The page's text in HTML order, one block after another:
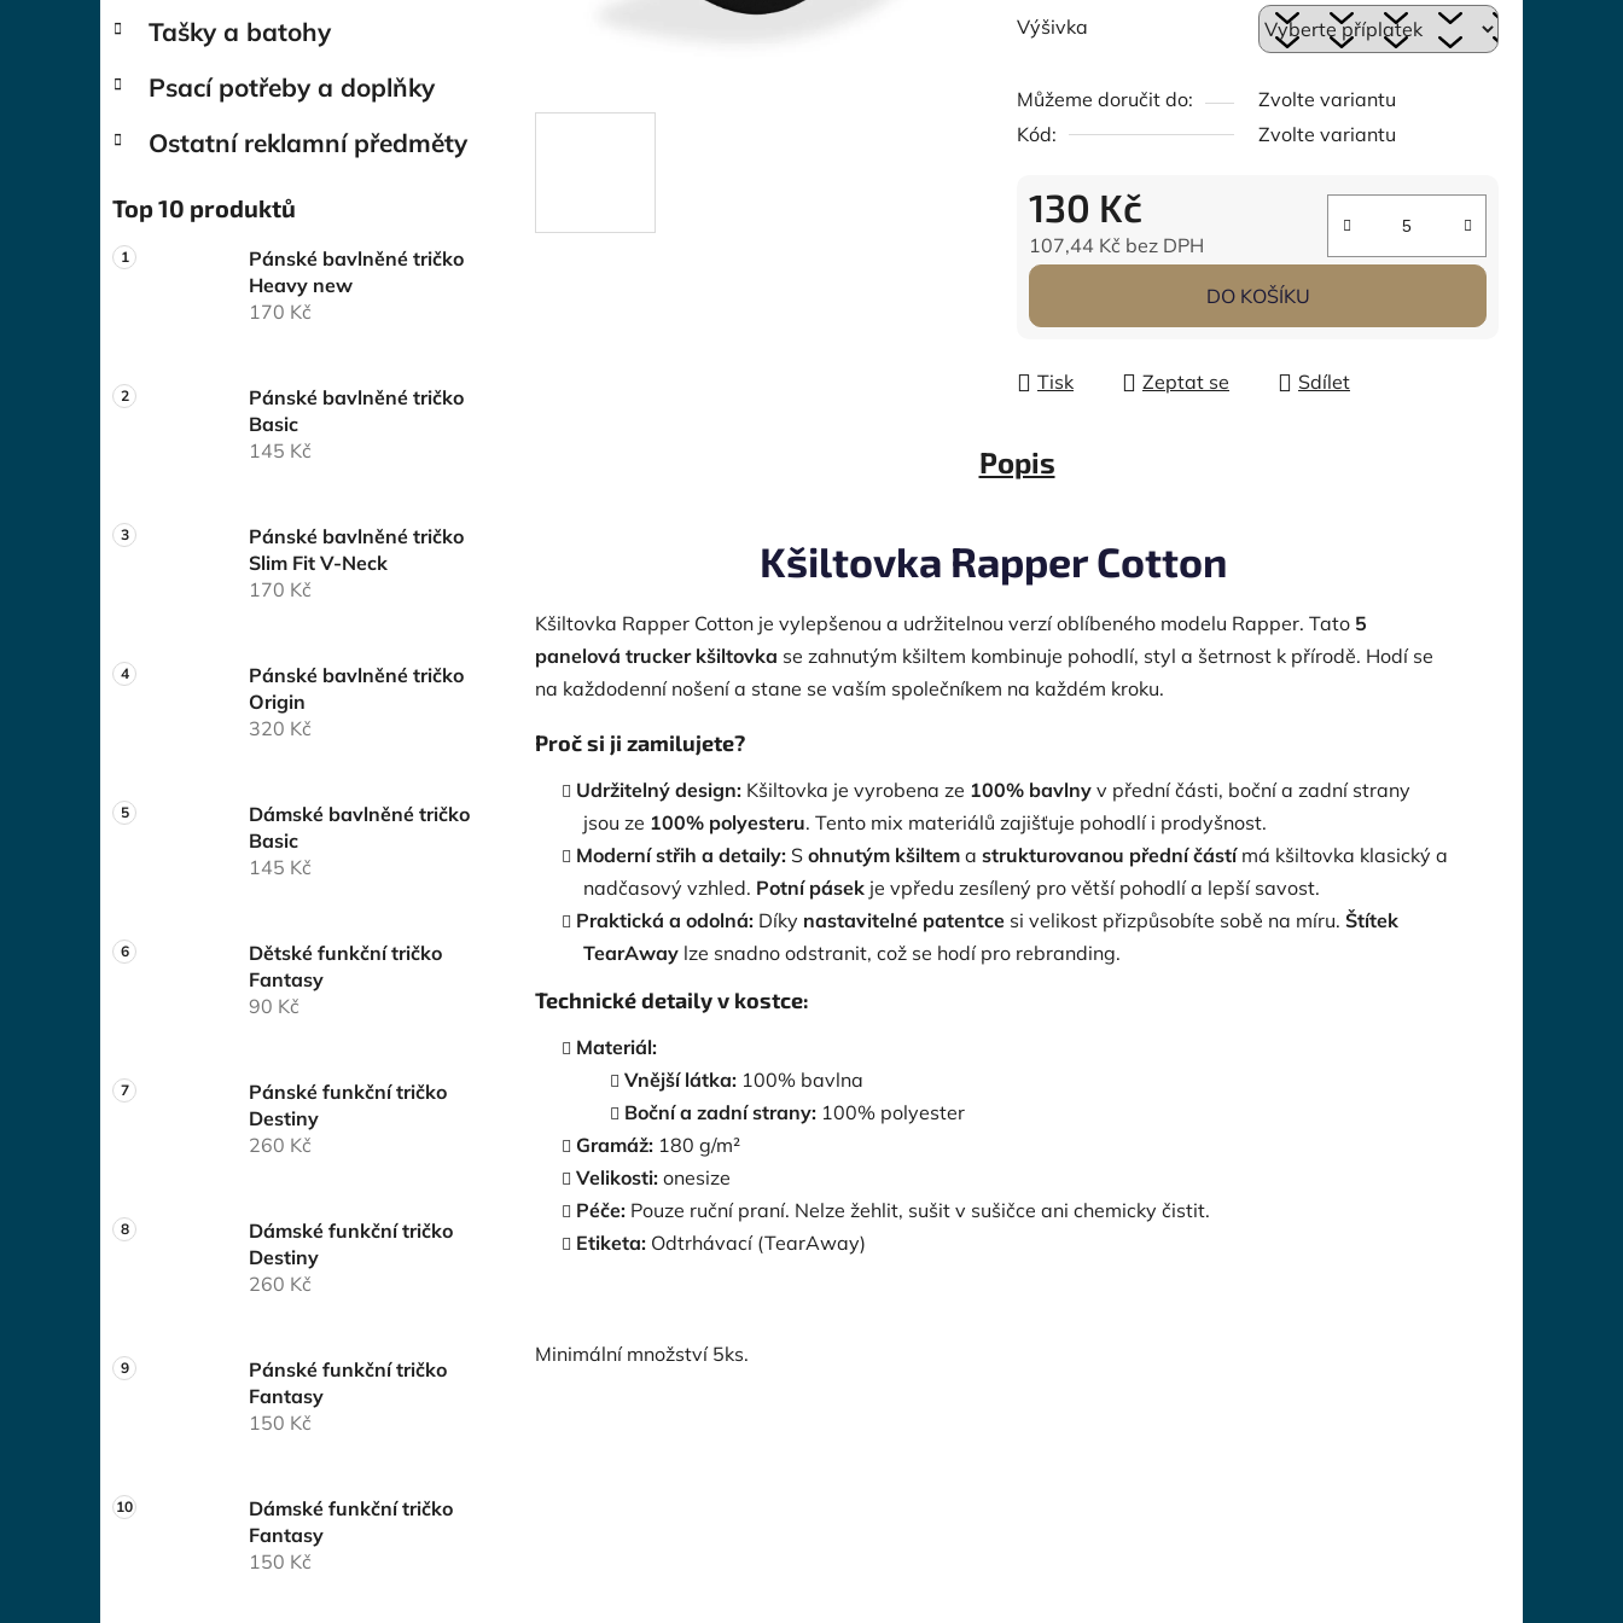
p
n
e
Tašky a batohy
Psací potřeby a doplňky
Ostatní reklamní předměty
Top 10 produktů
Pánské bavlněné tričko
Heavy new
170 Kč
Pánské bavlněné tričko
Basic
145 Kč
Pánské bavlněné tričko
Slim Fit V-Neck
170 Kč
Pánské bavlněné tričko
Origin
320 Kč
Dámské bavlněné tričko
Basic
145 Kč
Dětské funkční tričko
Fantasy
90 Kč
Pánské funkční tričko
Destiny
260 Kč
Dámské funkční tričko
Destiny
260 Kč
Pánské funkční tričko
Fantasy
150 Kč
Dámské funkční tričko
Fantasy
150 Kč
Výšivka
Můžeme doručit do:
Zvolte variantu
Kód:
Zvolte variantu
130 Kč
107,44 Kč bez DPH
Měrná cena:
DO KOŠÍKU
Tisk Zeptat se Sdílet
Popis
Kšiltovka Rapper Cotton
Kšiltovka Rapper Cotton je vylepšenou a udržitelnou verzí oblíbeného modelu Rapper. Tato 5
panelová trucker kšiltovka se zahnutým kšiltem kombinuje pohodlí, styl a šetrnost k přírodě. Hodí se
na každodenní nošení a stane se vaším společníkem na každém kroku.
Proč si ji zamilujete?
Udržitelný design: Kšiltovka je vyrobena ze 100% bavlny v přední části, boční a zadní strany
jsou ze 100% polyesteru. Tento mix materiálů zajišťuje pohodlí i prodyšnost.
Moderní střih a detaily: S ohnutým kšiltem a strukturovanou přední částímá kšiltovka klasický a
nadčasový vzhled. Potní pásek je vpředu zesílený pro větší pohodlí a lepší savost.
Praktická a odolná: Díky nastavitelné patentce si velikost přizpůsobíte sobě na míru. Štítek
TearAway lze snadno odstranit, což se hodí pro rebranding.
Technické detaily v kostce:
Materiál:
Vnější látka: 100% bavlna
Boční a zadní strany: 100% polyester
Gramáž: 180 g/m²
Velikosti: onesize
Péče: Pouze ruční praní. Nelze žehlit, sušit v sušičce ani chemicky čistit.
Etiketa: Odtrhávací (TearAway)
Minimální množství 5ks.